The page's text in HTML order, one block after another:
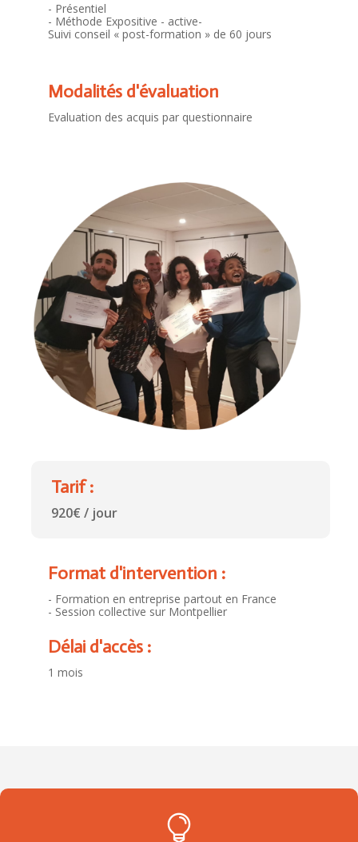
- Présentiel
- Méthode Expositive - active-
Suivi conseil « post-formation » de 60 jours
Modalités d'évaluation
Evaluation des acquis par questionnaire
Tarif :
920€ / jour
Format d'intervention :
- Formation en entreprise partout en France
- Session collective sur Montpellier
Délai d'accès :
1 mois
